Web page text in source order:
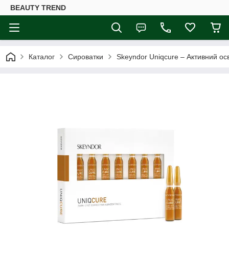
BEAUTY TREND
Каталог Сироватки Skeyndor Uniqcure – Активний